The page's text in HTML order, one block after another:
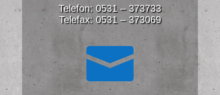
Telefon: 0531 – 373733
Telefax: 0531 – 373069
